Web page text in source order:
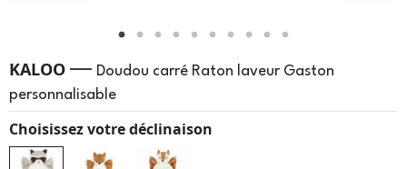
KALOO — Doudou carré Raton laveur Gaston
personnalisable
Choisissez votre déclinaison